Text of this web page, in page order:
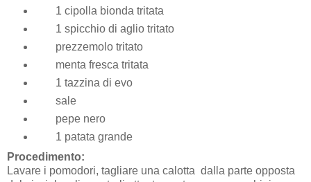
1 cipolla bionda tritata
1 spicchio di aglio tritato
prezzemolo tritato
menta fresca tritata
1 tazzina di evo
sale
pepe nero
1 patata grande
Procedimento:
Lavare i pomodori, tagliare una calotta dalla parte opposta